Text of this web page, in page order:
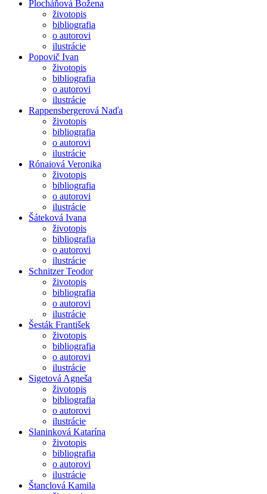
Plocháňová Božena
životopis
bibliografia
o autorovi
ilustrácie
Popovič Ivan
životopis
bibliografia
o autorovi
ilustrácie
Rappensbergerová Naďa
životopis
bibliografia
o autorovi
ilustrácie
Rónaiová Veronika
životopis
bibliografia
o autorovi
ilustrácie
Šáteková Ivana
životopis
bibliografia
o autorovi
ilustrácie
Schnitzer Teodor
životopis
bibliografia
o autorovi
ilustrácie
Šesták František
životopis
bibliografia
o autorovi
ilustrácie
Sigetová Agneša
životopis
bibliografia
o autorovi
ilustrácie
Slaninková Katarína
životopis
bibliografia
o autorovi
ilustrácie
Štanclová Kamila